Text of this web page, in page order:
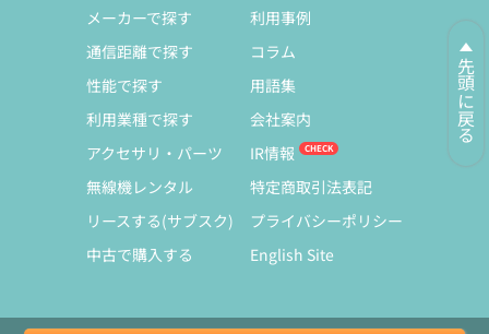
先頭に戻る
メーカーで探す
通信距離で探す
性能で探す
利用業種で探す
アクセサリ・パーツ
無線機レンタル
リースする(サブスク)
中古で購入する
利用事例
コラム
用語集
会社案内
IR情報
特定商取引法表記
プライバシーポリシー
English Site